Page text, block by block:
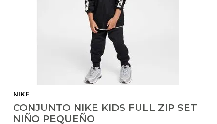
NIKE
CONJUNTO NIKE KIDS FULL ZIP SET
NIÑO PEQUEÑO